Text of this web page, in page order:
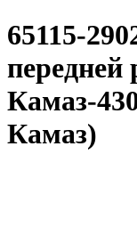
65115-
передней
Камаз-
Камаз)